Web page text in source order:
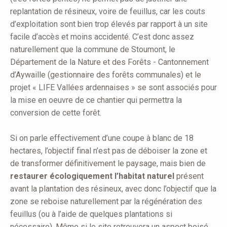
replantation de résineux, voire de feuillus, car les couts
d’exploitation sont bien trop élevés par rapport à un site
facile d’accès et moins accidenté. C’est donc assez
naturellement que la commune de Stoumont, le
Département de la Nature et des Forêts - Cantonnement
d’Aywaille (gestionnaire des forêts communales) et le
projet « LIFE Vallées ardennaises » se sont associés pour
la mise en oeuvre de ce chantier qui permettra la
conversion de cette forêt.
Si on parle effectivement d’une coupe à blanc de 18
hectares, l’objectif final n’est pas de déboiser la zone et
de transformer définitivement le paysage, mais bien de
restaurer écologiquement l’habitat naturel présent
avant la plantation des résineux, avec donc l’objectif que la
zone se reboise naturellement par la régénération des
feuillus (ou à l’aide de quelques plantations si